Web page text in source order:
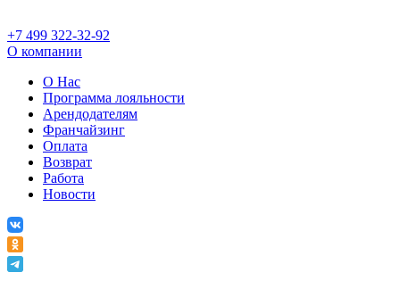
+7 499 322-32-92
О компании
О Нас
Программа лояльности
Арендодателям
Франчайзинг
Оплата
Возврат
Работа
Новости